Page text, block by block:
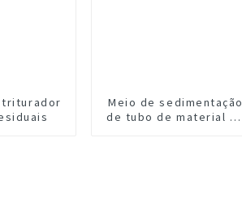
triturador
Meio de sedimentação
de tubo de material PP